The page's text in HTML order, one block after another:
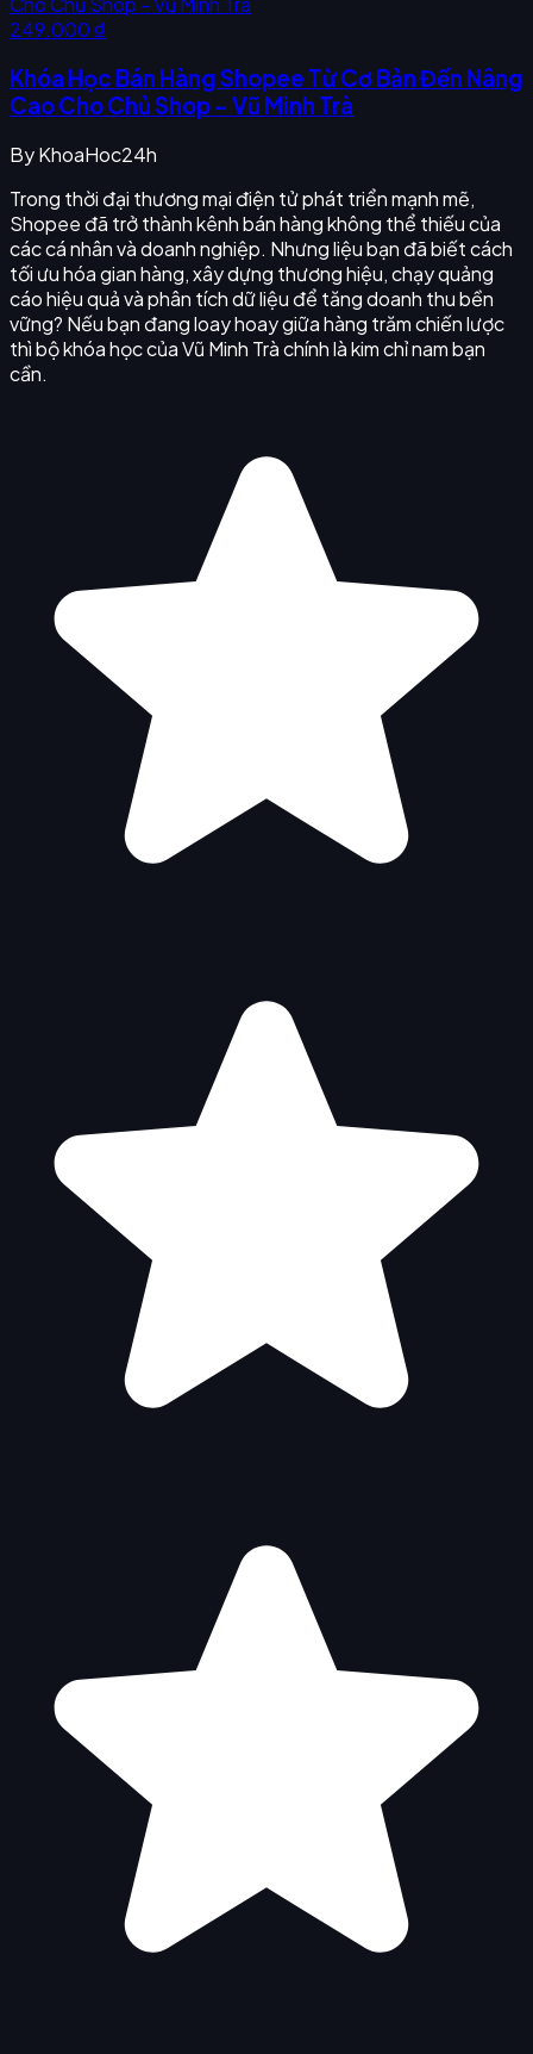
249.000 ₫
Khóa Học Bán Hàng Shopee Từ Cơ Bản Đến Nâng
Cao Cho Chủ Shop - Vũ Minh Trà
ByKhoaHoc24h
Trong thời đại thương mại điện tử phát triển mạnh mẽ,
Shopee đã trở thành kênh bán hàng không thể thiếu của
các cá nhân và doanh nghiệp. Nhưng liệu bạn đã biết cách
tối ưu hóa gian hàng, xây dựng thương hiệu, chạy quảng
cáo hiệu quả và phân tích dữ liệu để tăng doanh thu bền
vững? Nếu bạn đang loay hoay giữa hàng trăm chiến lược
thì bộ khóa học của Vũ Minh Trà chính là kim chỉ nam bạn
cần.